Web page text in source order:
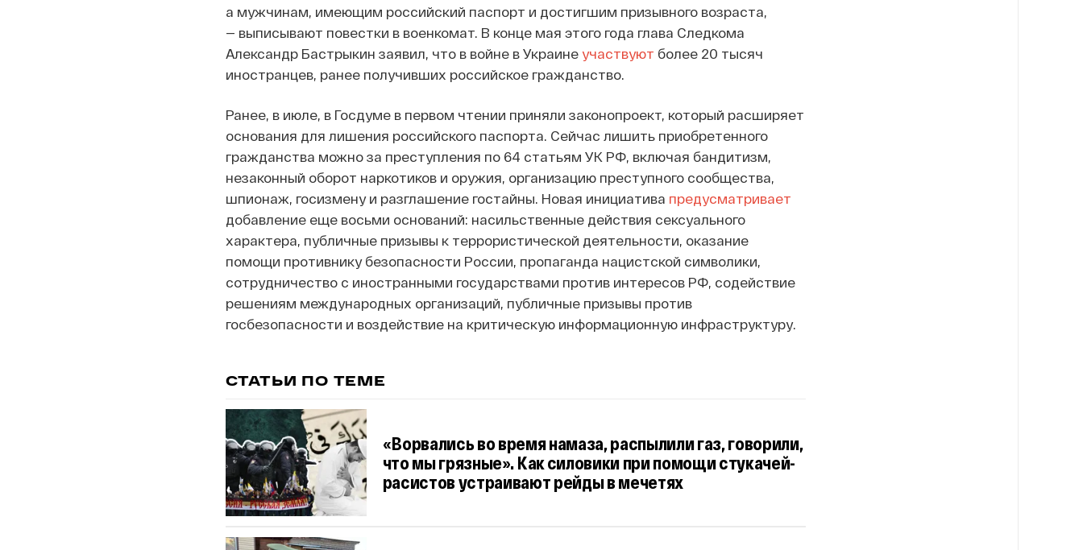
а мужчинам, имеющим российский паспорт и достигшим призывного возраста,
— выписывают повестки в военкомат. В конце мая этого года глава Следкома
Александр Бастрыкин заявил, что в войне в Украине участвуют более 20 тысяч
иностранцев, ранее получивших российское гражданство.
Ранее, в июле, в Госдуме в первом чтении приняли законопроект, который расширяет
основания для лишения российского паспорта. Сейчас лишить приобретенного
гражданства можно за преступления по 64 статьям УК РФ, включая бандитизм,
незаконный оборот наркотиков и оружия, организацию преступного сообщества,
шпионаж, госизмену и разглашение гостайны. Новая инициатива предусматривает
добавление еще восьми оснований: насильственные действия сексуального
характера, публичные призывы к террористической деятельности, оказание
помощи противнику безопасности России, пропаганда нацистской символики,
сотрудничество с иностранными государствами против интересов РФ, содействие
решениям международных организаций, публичные призывы против
госбезопасности и воздействие на критическую информационную инфраструктуру.
СТАТЬИ ПО ТЕМЕ
«Ворвались во время намаза, распылили газ, говорили,
что мы грязные». Как силовики при помощи стукачей-
расистов устраивают рейды в мечетях